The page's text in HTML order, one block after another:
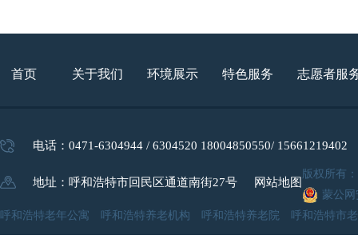
首页 关于我们 环境展示 特色服务 志愿者服
电话：0471-6304944 / 6304520 18004850550/ 15661219402
地址：呼和浩特市回民区通道南街27号 网站地图
版权所有
蒙公网
呼和浩特老年公寓 呼和浩特养老机构 呼和浩特养老院 呼和浩特市